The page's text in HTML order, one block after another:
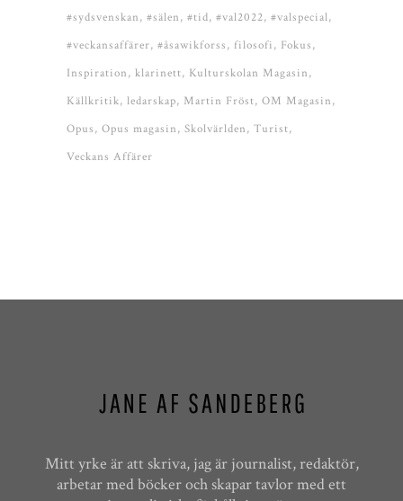
#sydsvenskan #sälen #tid #val2022 #valspecial
#veckansaffärer #åsawikforss filosofi
Fokus
Inspiration klarinett Kulturskolan Magasin
Källkritik ledarskap Martin Fröst OM Magasin
Opus Opus magasin Skolvärlden Turist
Veckans Affärer
Mitt yrke är att skriva, jag är journalist, redaktör,
arbetar med böcker och skapar tavlor med ett